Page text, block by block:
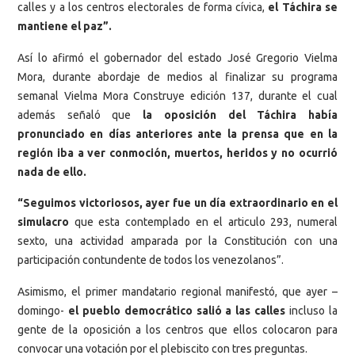
calles y a los centros electorales de forma cívica, el Táchira se
mantiene el paz”.
Así lo afirmó el gobernador del estado José Gregorio Vielma
Mora, durante abordaje de medios al finalizar su programa
semanal Vielma Mora Construye edición 137, durante el cual
además señaló que la oposición del Táchira había
pronunciado en días anteriores ante la prensa que en la
región iba a ver conmoción, muertos, heridos y no ocurrió
nada de ello.
“Seguimos victoriosos, ayer fue un día extraordinario en el
simulacro que esta contemplado en el articulo 293, numeral
sexto, una actividad amparada por la Constitución con una
participación contundente de todos los venezolanos”.
Asimismo, el primer mandatario regional manifestó, que ayer –
domingo- el pueblo democrático salió a las calles incluso la
gente de la oposición a los centros que ellos colocaron para
convocar una votación por el plebiscito con tres preguntas.